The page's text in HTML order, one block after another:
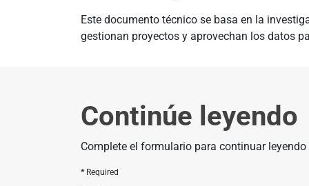
Este documento técnico se basa en la
gestionan proyectos y aprovechan los datos
Continúe leyendo
Complete el formulario para continuar leyendo
Required